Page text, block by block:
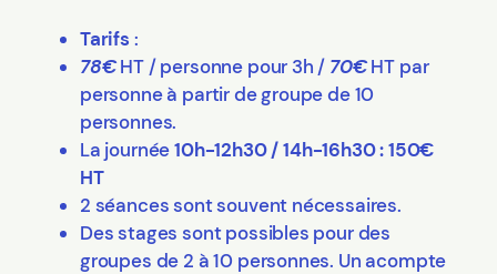
Tarifs :
78€HT / personne pour 3h / 70€HT par
personne à partir de groupe de 10
personnes.
La journée10h-12h30 / 14h-16h30 : 150€
HT
2 séances sont souvent nécessaires.
Des stages sont possibles pour des
groupes de 2 à 10 personnes. Un acompte